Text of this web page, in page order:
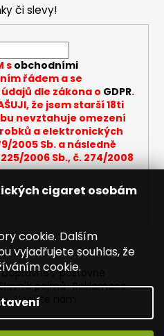
cigaret osobám
cookie. Dalším
vyjadřujete souhlas, že
cookie.
a
c
í
p
r
v
k
y
v
ý
p
s
či slevy!
s obchodními
řádem a se
dle zákona o GDPR.
že jsem starší 18ti
nevztahuje omezení
a elektronických
2005 Sb. a následně
2006 Sb., č. 274/2008
Dopravné / poštovné
pojmů Reklamace
Napište nám